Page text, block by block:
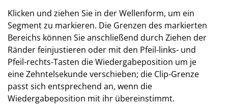
Klicken und ziehen Sie in der Wellenform, um ein
Segment zu markieren. Die Grenzen des markierten
Bereichs können Sie anschließend durch Ziehen der
Ränder feinjustieren oder mit den Pfeil-links- und
Pfeil-rechts-Tasten die Wiedergabeposition um je
eine Zehntelsekunde verschieben; die Clip-Grenze
passt sich entsprechend an, wenn die
Wiedergabeposition mit ihr übereinstimmt.